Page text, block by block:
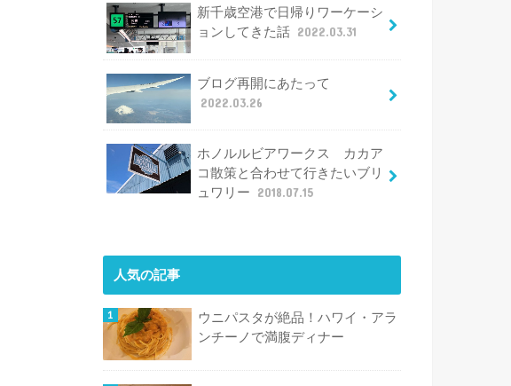
新千歳空港で日帰りワーケーシ
ョンしてきた話 2022.03.31
ブログ再開にあたって
2022.03.26
ホノルルビアワークス カカア
コ散策と合わせて行きたいブリ
ュワリー
2018.07.15
人気の記事
ウニパスタが絶品！ハワイ・アラ
ンチーノで満腹ディナー